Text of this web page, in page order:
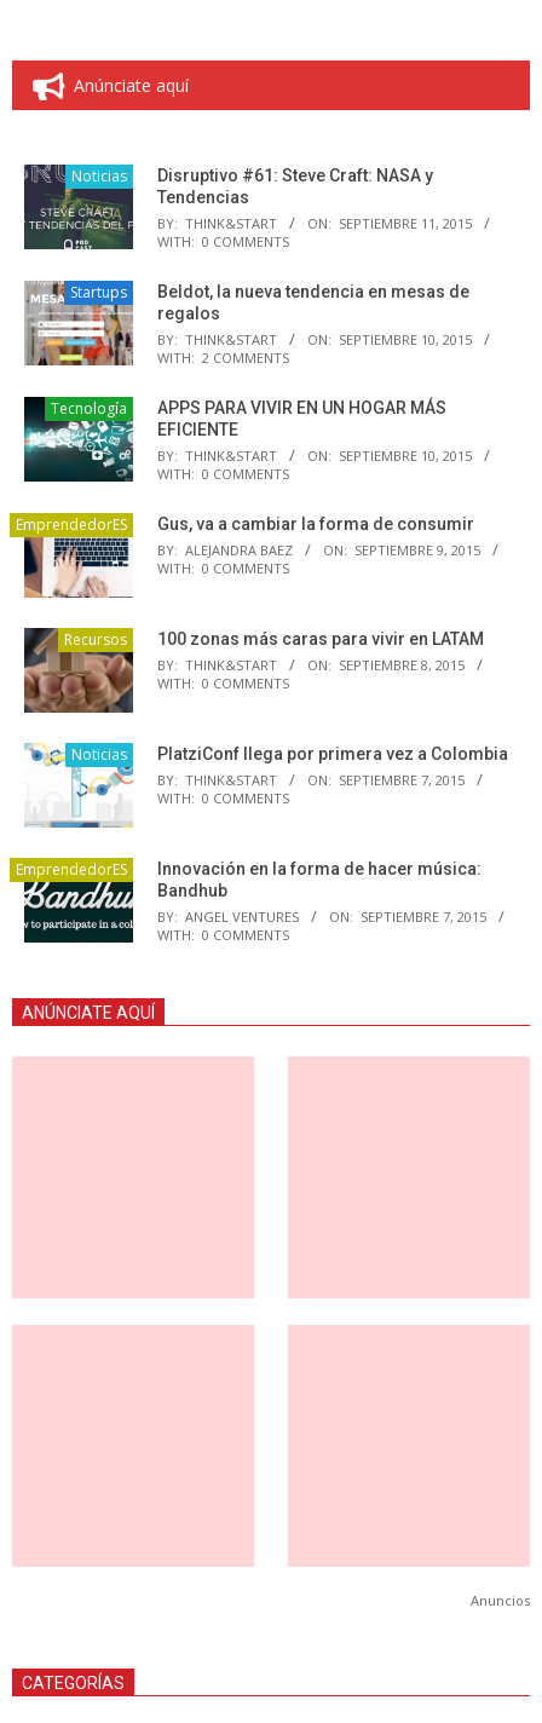
Anúnciate aquí
Noticias
Disruptivo #61: Steve Craft: NASA y
Tendencias
BY: THINK&START ON: SEPTIEMBRE 11, 2015
WITH: 0 COMMENTS
Startups
Beldot, la nueva tendencia en mesas de
regalos
BY: THINK&START ON: SEPTIEMBRE 10, 2015
WITH: 2 COMMENTS
Tecnología
APPS PARA VIVIR EN UN HOGAR MÁS
EFICIENTE
BY: THINK&START ON: SEPTIEMBRE 10, 2015
WITH: 0 COMMENTS
EmprendedorES Gus, va a cambiar la forma de consumir
BY: ALEJANDRA BAEZ ON: SEPTIEMBRE 9, 2015
WITH: 0 COMMENTS
Recursos 100 zonas más caras para vivir en LATAM
BY: THINK&START ON: SEPTIEMBRE 8, 2015
WITH: 0 COMMENTS
Noticias PlatziConf llega por primera vez a Colombia
BY: THINK&START ON: SEPTIEMBRE 7, 2015
WITH: 0 COMMENTS
EmprendedorES
Innovación en la forma de hacer música:
Bandhub
BY: ANGEL VENTURES ON: SEPTIEMBRE 7, 2015
WITH: 0 COMMENTS
ANÚNCIATE AQUÍ
Anuncios
CATEGORÍAS